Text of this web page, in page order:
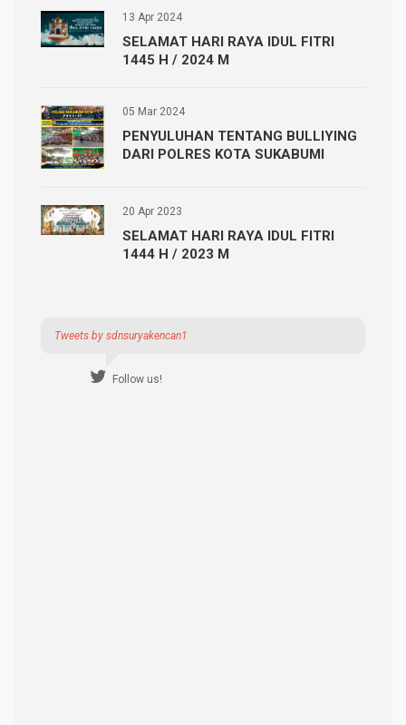
13 Apr 2024
SELAMAT HARI RAYA IDUL FITRI
1445 H / 2024 M
05 Mar 2024
PENYULUHAN TENTANG BULLIYING
DARI POLRES KOTA SUKABUMI
20 Apr 2023
SELAMAT HARI RAYA IDUL FITRI
1444 H / 2023 M
Tweets by sdnsuryakencan1
Follow us!